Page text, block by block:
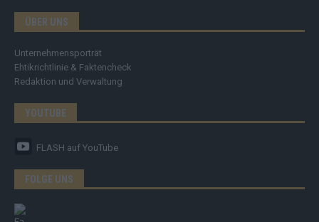
ÜBER UNS
Unternehmensporträt
Ehtikrichtlinie & Faktencheck
Redaktion und Verwaltung
YOUTUBE
FLASH auf YouTube
FOLGE UNS